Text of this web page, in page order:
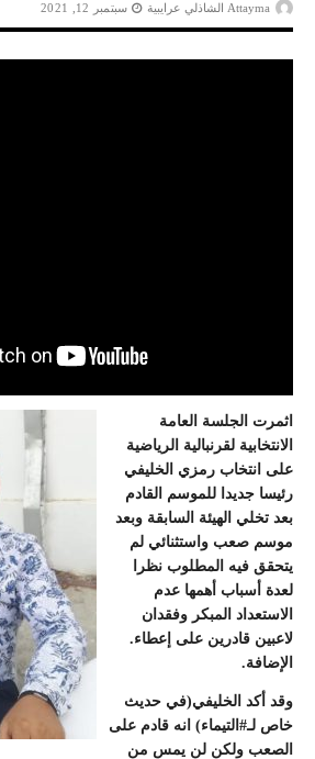
Attayma الشاذلي عرايبية سبتمبر 12, 2021
اثمرت الجلسة العامة
الانتخابية لقرنبالية الرياضية
على انتخاب رمزي الخليفي
رئيسا جديدا للموسم القادم
بعد تخلي الهيئة السابقة وبعد
موسم صعب واستثنائي لم
يتحقق فيه المطلوب نظرا
لعدة أسباب أهمها عدم
الاستعداد المبكر وفقدان
لاعبين قادرين على إعطاء.
الإضافة.
وقد أكد الخليفي(في حديث
خاص لـ#التيماء) انه قادم على
الصعب ولكن لن يمس من